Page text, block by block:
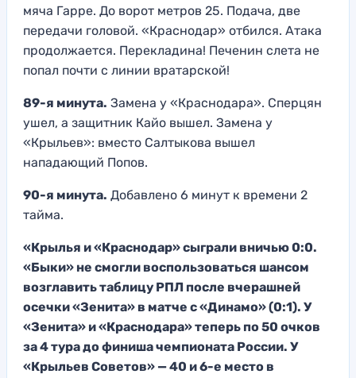
мяча Гарре. До ворот метров 25. Подача, две
передачи головой. «Краснодар» отбился. Атака
продолжается. Перекладина! Печенин слета не
попал почти с линии вратарской!
89-я минута. Замена у «Краснодара». Сперцян
ушел, а защитник Кайо вышел. Замена у
«Крыльев»: вместо Салтыкова вышел
нападающий Попов.
90-я минута. Добавлено 6 минут к времени 2
тайма.
«Крылья и «Краснодар» сыграли вничью 0:0.
«Быки» не смогли воспользоваться шансом
возглавить таблицу РПЛ после вчерашней
осечки «Зенита» в матче с «Динамо» (0:1). У
«Зенита» и «Краснодара» теперь по 50 очков
за 4 тура до финиша чемпионата России. У
«Крыльев Советов» — 40 и 6-е место в